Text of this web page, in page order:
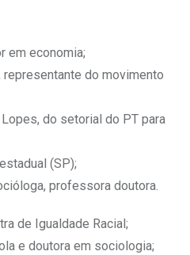
em economia;
representante do movimento
do setorial do PT para
(SP);
professora doutora.
de Igualdade Racial;
e doutora em sociologia;